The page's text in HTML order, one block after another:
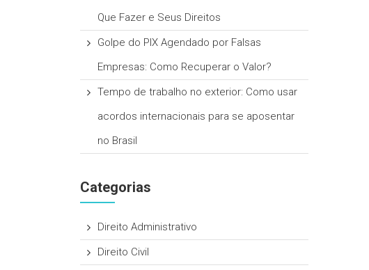
Que Fazer e Seus Direitos
Golpe do PIX Agendado por Falsas
Empresas: Como Recuperar o Valor?
Tempo de trabalho no exterior: Como usar
acordos internacionais para se aposentar
no Brasil
Categorias
Direito Administrativo
Direito Civil